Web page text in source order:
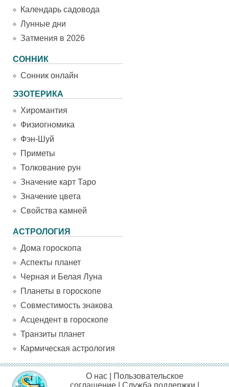
Календарь садовода
Лунные дни
Затмения в 2026
СОННИК
Сонник онлайн
ЭЗОТЕРИКА
Хиромантия
Физиогномика
Фэн-Шуй
Приметы
Толкование рун
Значение карт Таро
Значение цвета
Свойства камней
АСТРОЛОГИЯ
Дома гороскопа
Аспекты планет
Черная и Белая Луна
Планеты в гороскопе
Совместимость знакова
Асцендент в гороскопе
Транзиты планет
Кармическая астрология
О нас
Пользовательское
соглашение |Служба поддержки